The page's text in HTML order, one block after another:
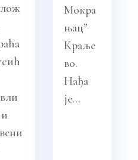
Мокра
њац”
Краље
во.
Нађа
је...